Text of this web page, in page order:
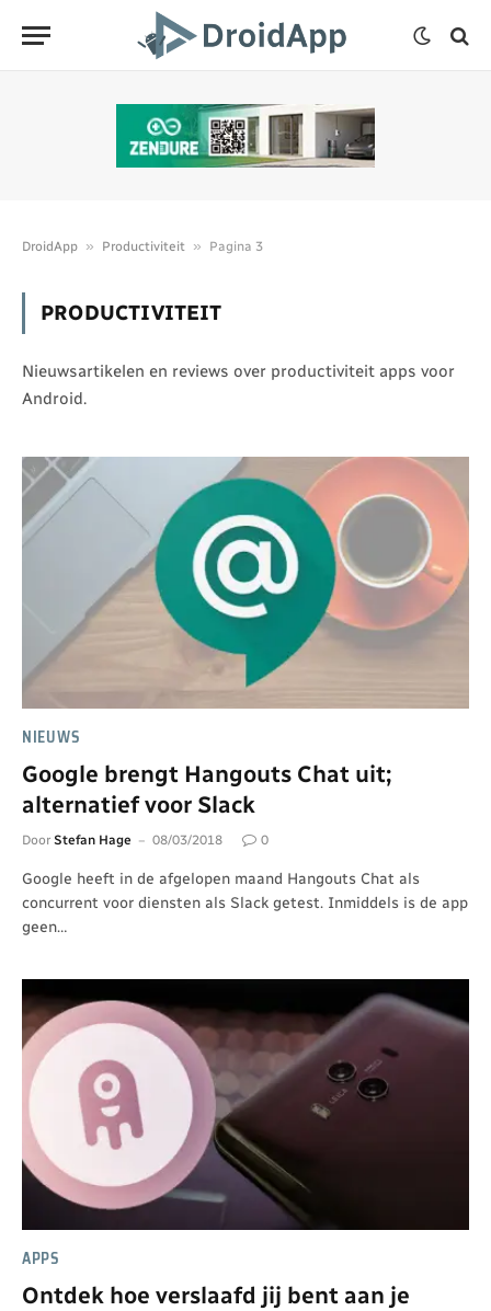
DroidApp » Productiviteit » Pagina 3
PRODUCTIVITEIT
Nieuwsartikelen en reviews over productiviteit apps voor
Android.
NIEUWS
Google brengt Hangouts Chat uit;
alternatief voor Slack
Door Stefan Hage 08/03/2018 0
Google heeft in de afgelopen maand Hangouts Chat als
concurrent voor diensten als Slack getest. Inmiddels is de app
geen…
APPS
Ontdek hoe verslaafd jij bent aan je